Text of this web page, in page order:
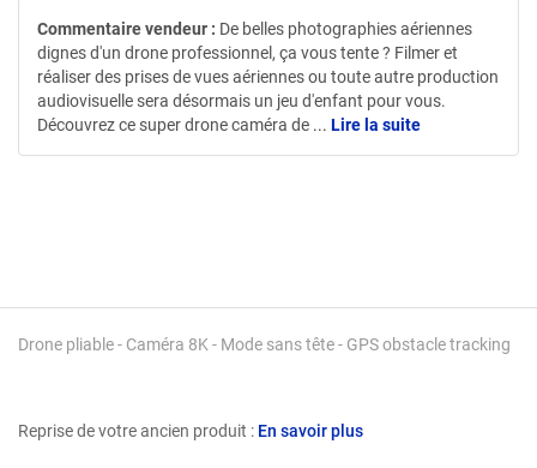
Reprise de votre ancien produit : En savoir plus
Drone pliable - Caméra 8K - Mode sans tête - GPS obstacle tracking
Commentaire vendeur : De belles photographies aériennes
dignes d'un drone professionnel, ça vous tente ? Filmer et
réaliser des prises de vues aériennes ou toute autre production
audiovisuelle sera désormais un jeu d'enfant pour vous.
Découvrez ce super drone caméra de ... Lire la suite